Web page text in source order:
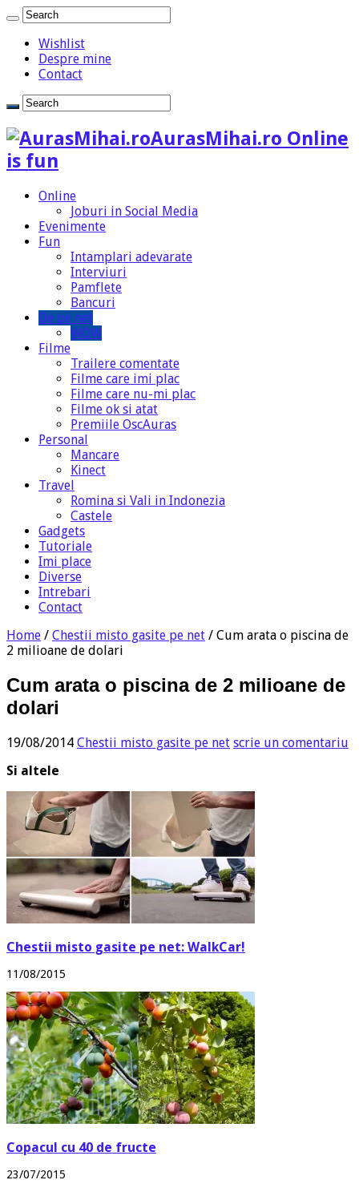
Wishlist
Despre mine
Contact
AurasMihai.ro Online
is fun
Online
Joburi in Social Media
Evenimente
Fun
Intamplari adevarate
Interviuri
Pamflete
Bancuri
De pe net
WOW
Filme
Trailere comentate
Filme care imi plac
Filme care nu-mi plac
Filme ok si atat
Premiile OscAuras
Personal
Mancare
Kinect
Travel
Romina si Vali in Indonezia
Castele
Gadgets
Tutoriale
Imi place
Diverse
Intrebari
Contact
Home / Chestii misto gasite pe net / Cum arata o piscina de
2 milioane de dolari
Cum arata o piscina de 2 milioane de
dolari
19/08/2014 Chestii misto gasite pe net scrie un comentariu
Si altele
Chestii misto gasite pe net: WalkCar!
11/08/2015
Copacul cu 40 de fructe
23/07/2015